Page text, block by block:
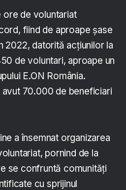
de voluntariat
fiind de aproape șase
2022, datorită acțiunilor la
de voluntari, aproape un
E.ON România.
70.000 de beneficiari
a însemnat organizarea
pornind de la
se confruntă comunități
cu sprijinul